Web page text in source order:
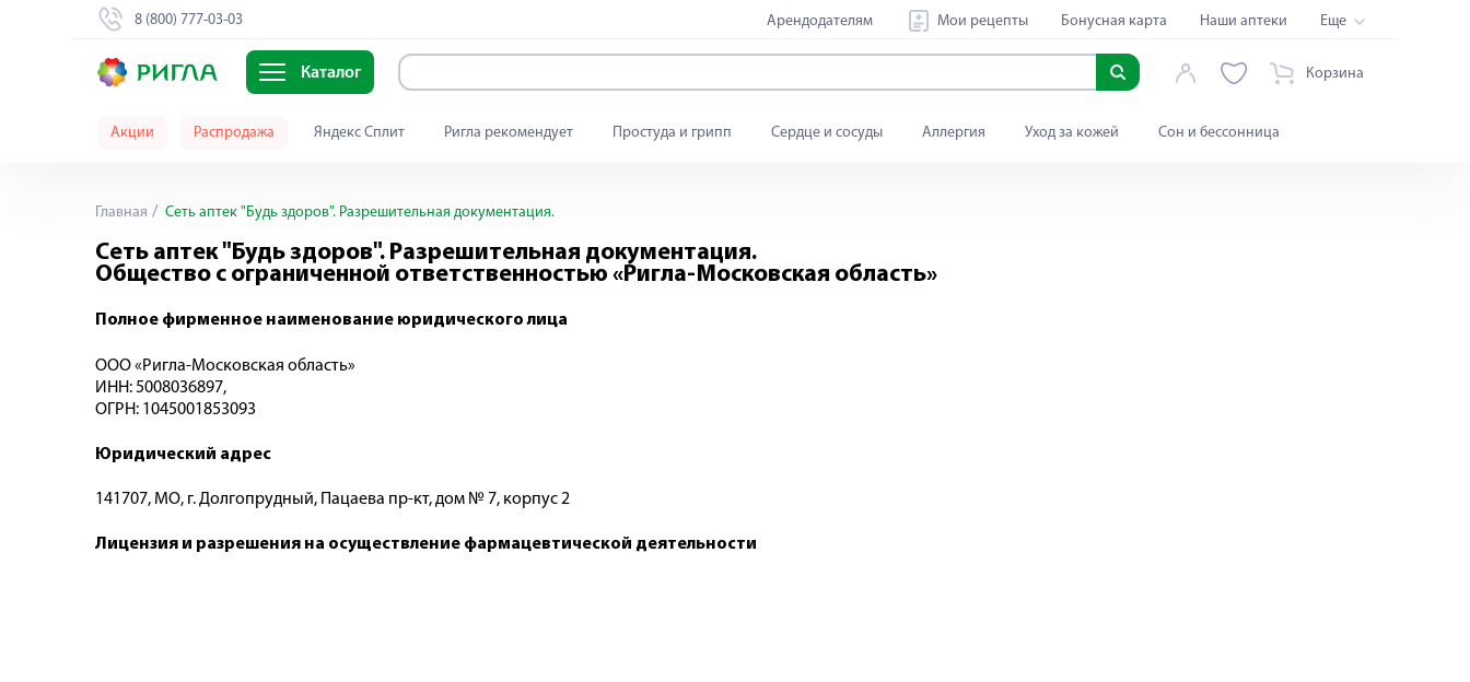
8 (800) 777-03-03 Арендодателям Мои рецепты Бонусная карта Наши аптеки Еще
Каталог Корзина
Акции Распродажа Яндекс Сплит Ригла рекомендует Простуда и грипп Сердце и сосуды Аллергия Уход за кожей Сон и бессонница
Главная Сеть аптек "Будь здоров". Разрешительная документация.
Сеть аптек "Будь здоров". Разрешительная документация.
Общество с ограниченной ответственностью «Ригла-Московская область»
Полное фирменное наименование юридического лица
ООО «Ригла-Московская область»
ИНН: 5008036897,
ОГРН: 1045001853093
Юридический адрес
141707, МО, г. Долгопрудный, Пацаева пр-кт, дом № 7, корпус 2
Лицензия и разрешения на осуществление фармацевтической деятельности